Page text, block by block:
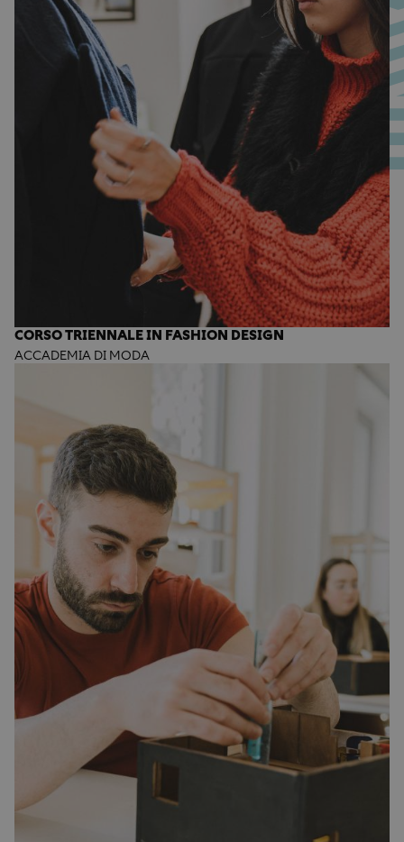
CORSO TRIENNALE IN FASHION DESIGN
ACCADEMIA DI MODA